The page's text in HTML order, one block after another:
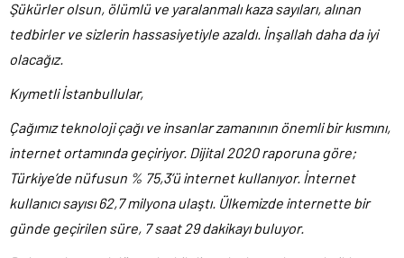
Şükürler olsun, ölümlü ve yaralanmalı kaza sayıları, alınan
tedbirler ve sizlerin hassasiyetiyle azaldı. İnşallah daha da iyi
olacağız.
Kıymetli İstanbullular,
Çağımız teknoloji çağı ve insanlar zamanının önemli bir kısmını,
internet ortamında geçiriyor. Dijital 2020 raporuna göre;
Türkiye’de nüfusun % 75,3’ü internet kullanıyor. İnternet
kullanıcı sayısı 62,7 milyona ulaştı. Ülkemizde internette bir
günde geçirilen süre, 7 saat 29 dakikayı buluyor.